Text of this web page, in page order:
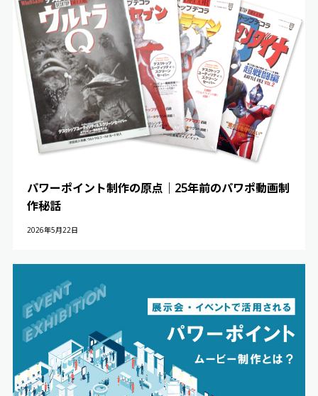
パワーポイント制作の原点｜25年前のパワポ動画制
作秘話
2026年5月22日